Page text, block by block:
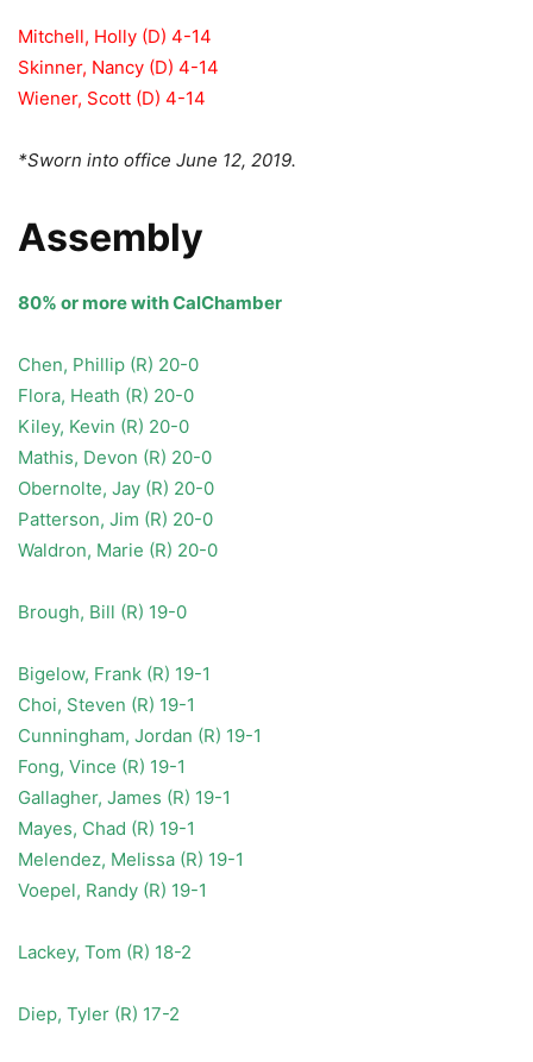
Mitchell, Holly (D) 4-14
Skinner, Nancy (D) 4-14
Wiener, Scott (D) 4-14
*Sworn into office June 12, 2019.
Assembly
80% or more with CalChamber
Chen, Phillip (R) 20-0
Flora, Heath (R) 20-0
Kiley, Kevin (R) 20-0
Mathis, Devon (R) 20-0
Obernolte, Jay (R) 20-0
Patterson, Jim (R) 20-0
Waldron, Marie (R) 20-0
Brough, Bill (R) 19-0
Bigelow, Frank (R) 19-1
Choi, Steven (R) 19-1
Cunningham, Jordan (R) 19-1
Fong, Vince (R) 19-1
Gallagher, James (R) 19-1
Mayes, Chad (R) 19-1
Melendez, Melissa (R) 19-1
Voepel, Randy (R) 19-1
Lackey, Tom (R) 18-2
Diep, Tyler (R) 17-2